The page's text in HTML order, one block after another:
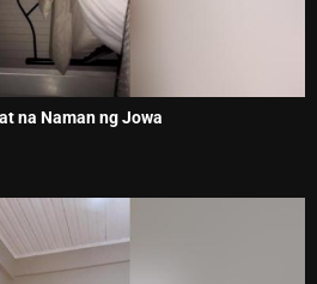
na Naman ng Jowa